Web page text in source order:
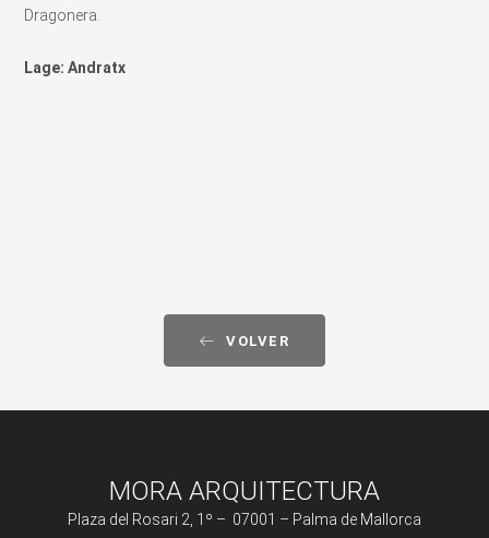
Dragonera.
Lage: Andratx
VOLVER
MORA ARQUITECTURA
Plaza del Rosari 2, 1º – 07001 – Palma de Mallorca